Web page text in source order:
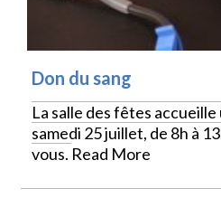
Don du sang
La salle des fêtes
samedi 25 juillet, de 8h à
vous. Read More